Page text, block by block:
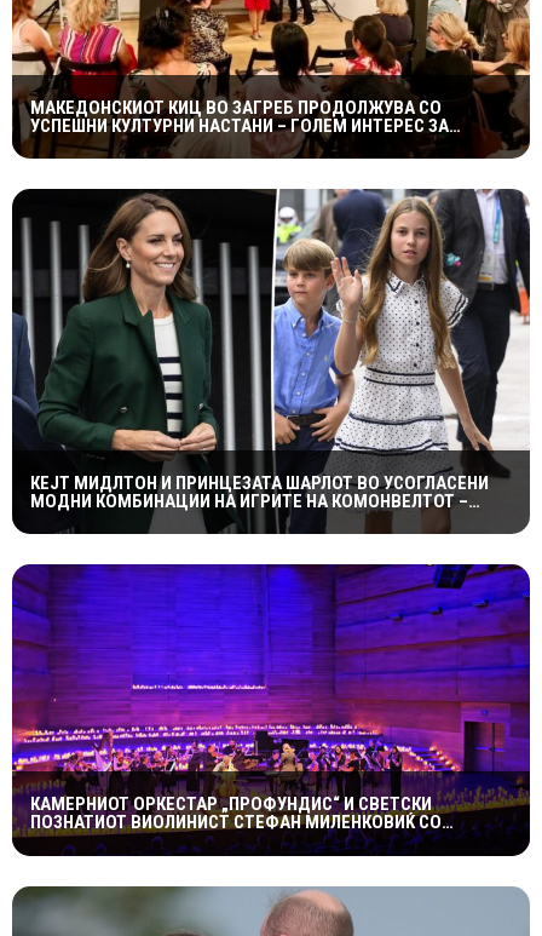
МАКЕДОНСКИОТ КИЦ ВО ЗАГРЕБ ПРОДОЛЖУВА СО
УСПЕШНИ КУЛТУРНИ НАСТАНИ – ГОЛЕМ ИНТЕРЕС ЗА
„ИСТОРИЈА НА МАКЕДОНСКАТА РОК МУЗИКА“
КЕЈТ МИДЛТОН И ПРИНЦЕЗАТА ШАРЛОТ ВО УСОГЛАСЕНИ
МОДНИ КОМБИНАЦИИ НА ИГРИТЕ НА КОМОНВЕЛТОТ –
КРАЛСКОТО СЕМЕЈСТВО ГО ПРИВЛЕЧЕ ЦЕЛОТО ВНИМАНИЕ
КАМЕРНИОТ ОРКЕСТАР „ПРОФУНДИС“ И СВЕТСКИ
ПОЗНАТИОТ ВИОЛИНИСТ СТЕФАН МИЛЕНКОВИЌ СО
СПЕКТАКУЛАРЕН „CANDLELIGHT“ КОНЦЕРТ НА „ОХРИДСКО
ЛЕТО“